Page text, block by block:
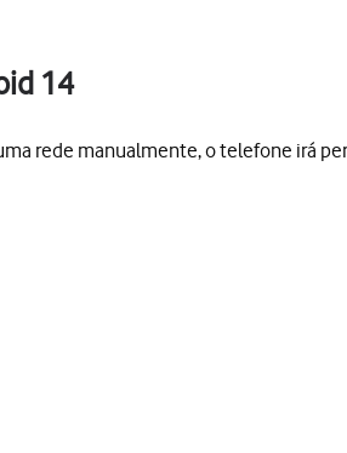
14
rede manualmente, o telefone irá